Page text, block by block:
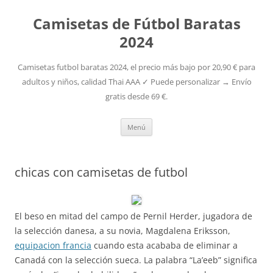
Camisetas de Fútbol Baratas
2024
Camisetas futbol baratas 2024, el precio más bajo por 20,90 € para
adultos y niños, calidad Thai AAA ✓ Puede personalizar → Envío
gratis desde 69 €.
Menú
chicas con camisetas de futbol
El beso en mitad del campo de Pernil Herder, jugadora de
la selección danesa, a su novia, Magdalena Eriksson,
equipacion francia cuando esta acababa de eliminar a
Canadá con la selección sueca. La palabra “La’eeb” significa